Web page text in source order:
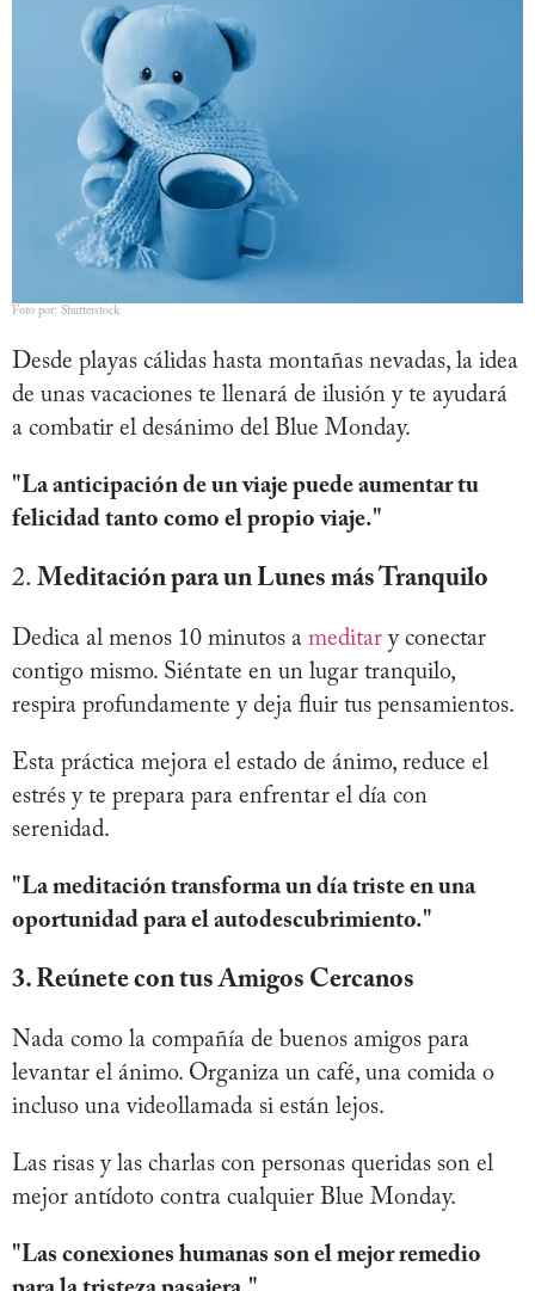
Foto por: Shutterstock
Desde playas cálidas hasta montañas nevadas, la idea
de unas vacaciones te llenará de ilusión y te ayudará
a combatir el desánimo del Blue Monday.
"La anticipación de un viaje puede aumentar tu
felicidad tanto como el propio viaje."
2. Meditación para un Lunes más Tranquilo
Dedica al menos 10 minutos a meditar y conectar
contigo mismo. Siéntate en un lugar tranquilo,
respira profundamente y deja fluir tus pensamientos.
Esta práctica mejora el estado de ánimo, reduce el
estrés y te prepara para enfrentar el día con
serenidad.
"La meditación transforma un día triste en una
oportunidad para el autodescubrimiento."
3. Reúnete con tus Amigos Cercanos
Nada como la compañía de buenos amigos para
levantar el ánimo. Organiza un café, una comida o
incluso una videollamada si están lejos.
Las risas y las charlas con personas queridas son el
mejor antídoto contra cualquier Blue Monday.
"Las conexiones humanas son el mejor remedio